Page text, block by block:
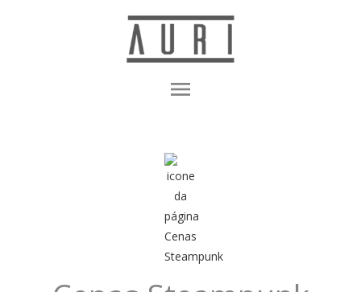
menu